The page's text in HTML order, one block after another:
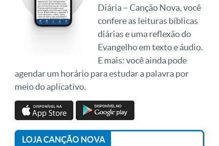
Diária – Canção Nova, você
confere as leituras bíblicas
diárias e uma reflexão do
Evangelho em texto e áudio.
E mais: você ainda pode
agendar um horário para estudar a palavra por
meio do aplicativo.
LOJA CANÇÃO NOVA